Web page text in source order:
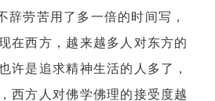
劳苦用了多一倍的时间写，
在西方，越来越多人对东方的
许是追求精神生活的人多了，
西方人对佛学佛理的接受度越